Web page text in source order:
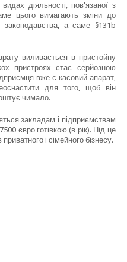
діяльності, пов'язаної з
цього вимагають зміни до
законодавства, а саме §131b
виливається в пристойну
пристроях стає серйозною
вже є касовий апарат,
для того, щоб він
чимало.
закладам і підприємствам
євро готівкою (в рік). Під це
і сімейного бізнесу.